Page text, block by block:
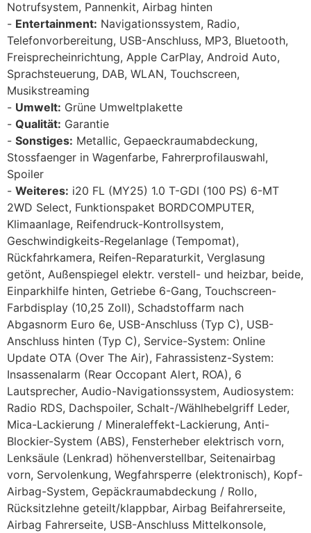
Notrufsystem, Pannenkit, Airbag hinten
Entertainment: Navigationssystem, Radio,
Telefonvorbereitung, USB-Anschluss, MP3, Bluetooth,
Freisprecheinrichtung, Apple CarPlay, Android Auto,
Sprachsteuerung, DAB, WLAN, Touchscreen,
Musikstreaming
Umwelt: Grüne Umweltplakette
Qualität: Garantie
Sonstiges: Metallic, Gepaeckraumabdeckung,
Stossfaenger in Wagenfarbe, Fahrerprofilauswahl,
Spoiler
Weiteres: i20 FL (MY25) 1.0 T-GDI (100 PS) 6-MT
2WD Select, Funktionspaket BORDCOMPUTER,
Klimaanlage, Reifendruck-Kontrollsystem,
Geschwindigkeits-Regelanlage (Tempomat),
Rückfahrkamera, Reifen-Reparaturkit, Verglasung
getönt, Außenspiegel elektr. verstell- und heizbar, beide,
Einparkhilfe hinten, Getriebe 6-Gang, Touchscreen-
Farbdisplay (10,25 Zoll), Schadstoffarm nach
Abgasnorm Euro 6e, USB-Anschluss (Typ C), USB-
Anschluss hinten (Typ C), Service-System: Online
Update OTA (Over The Air), Fahrassistenz-System:
Insassenalarm (Rear Occopant Alert, ROA), 6
Lautsprecher, Audio-Navigationssystem, Audiosystem:
Radio RDS, Dachspoiler, Schalt-/Wählhebelgriff Leder,
Mica-Lackierung / Mineraleffekt-Lackierung, Anti-
Blockier-System (ABS), Fensterheber elektrisch vorn,
Lenksäule (Lenkrad) höhenverstellbar, Seitenairbag
vorn, Servolenkung, Wegfahrsperre (elektronisch), Kopf-
Airbag-System, Gepäckraumabdeckung / Rollo,
Rücksitzlehne geteilt/klappbar, Airbag Beifahrerseite,
Airbag Fahrerseite, USB-Anschluss Mittelkonsole,